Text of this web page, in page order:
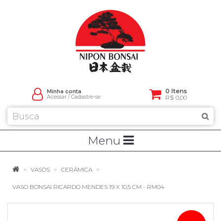
Minha conta
Acessar/Cadastre-se
0 Itens
R$ 0,00
Menu
VASOS CERÂMICA
VASO BONSAI RICARDO MENDES 19 X 10,5 CM - RM04